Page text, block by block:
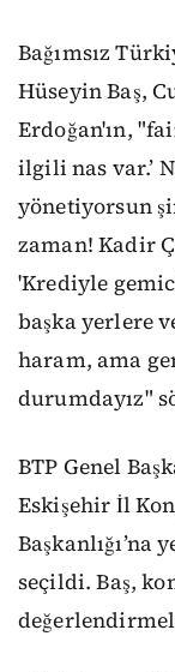
Bağımsız
Hüseyin Baş,
Erdoğan'ın,
ilgili nas var.’
yönetiyorsun
zaman! Kadir
'Krediyle
başka yerlere
haram, ama
durumdayız"
BTP Genel
Eskişehir İl
seçildi. Baş,